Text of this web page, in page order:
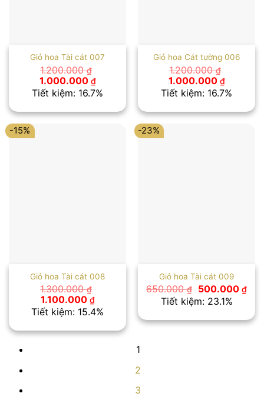
Giỏ hoa Tài cát 007
1.200.000₫
Giá
gốc
là:
1.000.000 ₫Giá
hiện
tại
1.000.000 ₫.
Tiết kiệm: 16.7%
Giỏ hoa Cát tường 006
1.200.000₫
Giá
gốc
là:
1.000.000 ₫Giá
hiện
tại
Tiết kiệm: 16.7%
-15%
Giỏ hoa Tài cát 008
1.300.000₫
Giá
gốc
là:
1.100.000 ₫Giá
hiện
tại
1.100.000 ₫.
Tiết kiệm: 15.4%
-23%
Giỏ hoa Tài cát 009
650.000₫
Giá
gốc
là:
500.000 ₫Giá
hiện
là:
Tiết kiệm: 23.1%
1
2
3